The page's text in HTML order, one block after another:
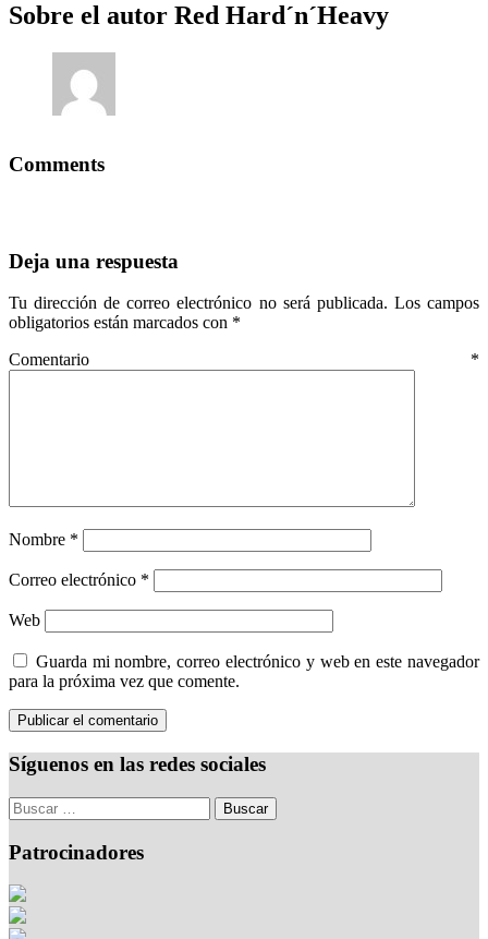
Sobre el autor Red Hard´n´Heavy
Comments
Deja una respuesta
Tu dirección de correo electrónico no será publicada. Los campos
obligatorios están marcados con *
Comentario *
Nombre *
Correo electrónico *
Web
Guarda mi nombre, correo electrónico y web en este navegador
para la próxima vez que comente.
Síguenos en las redes sociales
Patrocinadores